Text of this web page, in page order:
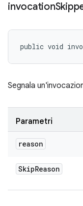
invocation
public void
Segnala
Parametri
reason
SkipReason